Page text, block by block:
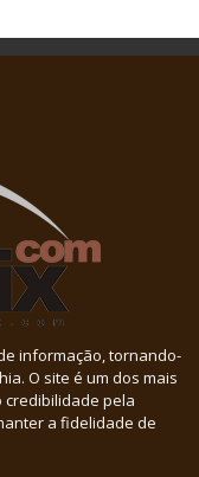
informação, tornando-
O site é um dos mais
credibilidade pela
a fidelidade de